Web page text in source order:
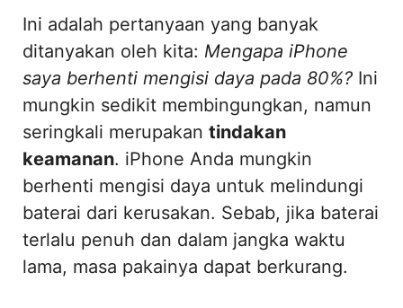
Ini adalah pertanyaan yang banyak
ditanyakan oleh kita: Mengapa iPhone
saya berhenti mengisi daya pada 80%? Ini
mungkin sedikit membingungkan, namun
seringkali merupakan tindakan
keamanan. iPhone Anda mungkin
berhenti mengisi daya untuk melindungi
baterai dari kerusakan. Sebab, jika baterai
terlalu penuh dan dalam jangka waktu
lama, masa pakainya dapat berkurang.